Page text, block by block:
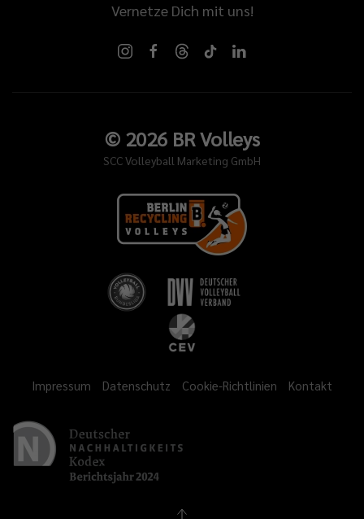
Vernetze Dich mit uns!
© 2026BR Volleys
SCC Volleyball Marketing GmbH
Impressum Datenschutz Cookie-Richtlinien Kontakt